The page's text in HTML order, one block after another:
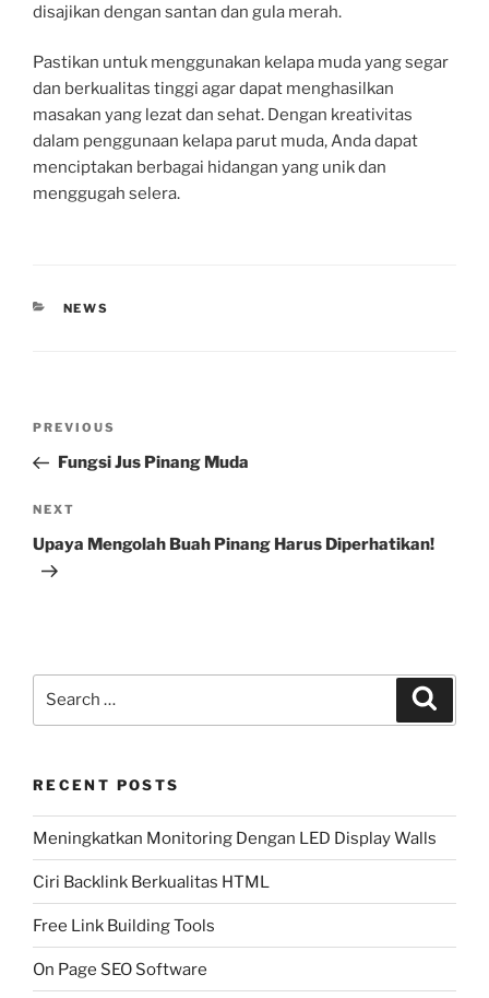
disajikan dengan santan dan gula merah.
Pastikan untuk menggunakan kelapa muda yang segar
dan berkualitas tinggi agar dapat menghasilkan
masakan yang lezat dan sehat. Dengan kreativitas
dalam penggunaan kelapa parut muda, Anda dapat
menciptakan berbagai hidangan yang unik dan
menggugah selera.
CATEGORIES
NEWS
Previous
Post
PREVIOUS
Fungsi Jus Pinang Muda
Next
Post
NEXT
Upaya Mengolah Buah Pinang Harus Diperhatikan!
RECENT POSTS
Meningkatkan Monitoring Dengan LED Display Walls
Ciri Backlink Berkualitas HTML
Free Link Building Tools
On Page SEO Software